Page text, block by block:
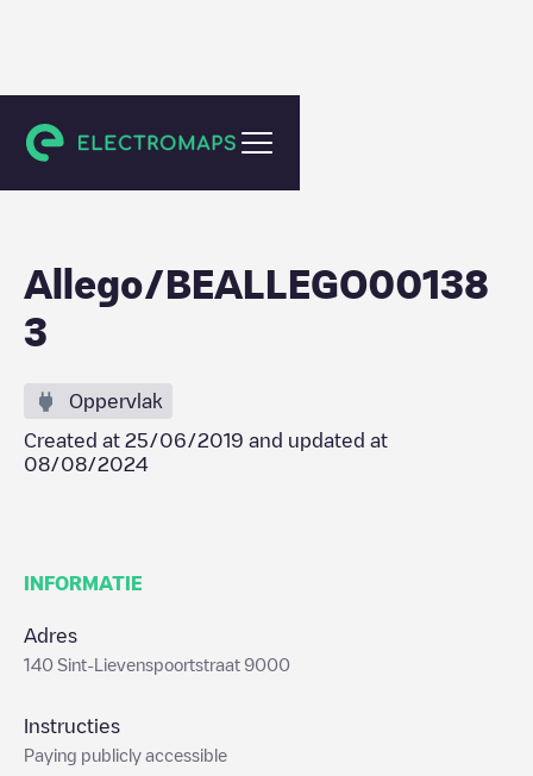
Gent
Allego/BEALLEGO00138
3
Oppervlak
Created at 25/06/2019 and updated at
08/08/2024
INFORMATIE
Adres
140 Sint-Lievenspoortstraat 9000
Instructies
Paying publicly accessible